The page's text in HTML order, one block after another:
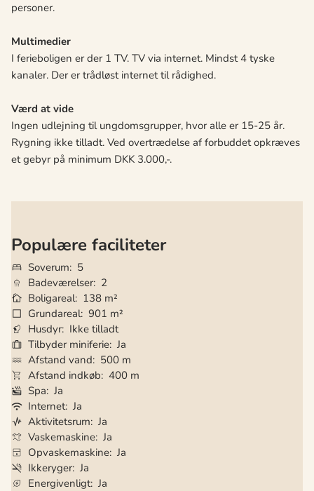
personer.
Multimedier
I ferieboligen er der 1 TV. TV via internet. Mindst 4 tyske
kanaler. Der er trådløst internet til rådighed.
Værd at vide
Ingen udlejning til ungdomsgrupper, hvor alle er 15-25 år.
Rygning ikke tilladt. Ved overtrædelse af forbuddet opkræves
et gebyr på minimum DKK 3.000,-.
Populære faciliteter
Soverum
5
Badeværelser 2
Boligareal 138 m²
Grundareal 901 m²
Husdyr Ikke tilladt
Tilbyder miniferie Ja
Afstand vand
500 m
Afstand indkøb 400 m
Spa Ja
Internet Ja
Aktivitetsrum Ja
Vaskemaskine Ja
Opvaskemaskine Ja
Ikkeryger Ja
Energivenligt Ja